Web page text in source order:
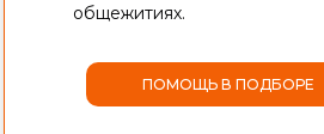
общежитиях.
ПОМОЩЬ В ПОДБОРЕ